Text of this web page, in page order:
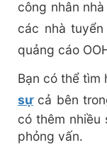
công nhân
các nhà
quảng cáo
Bạn có thể tìm
sựcả bên
có thêm nhiều
phỏng vấn.